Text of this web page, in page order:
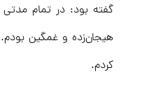
گفته بود: در تمام
هیجان‌زده و غمگین
کردم.